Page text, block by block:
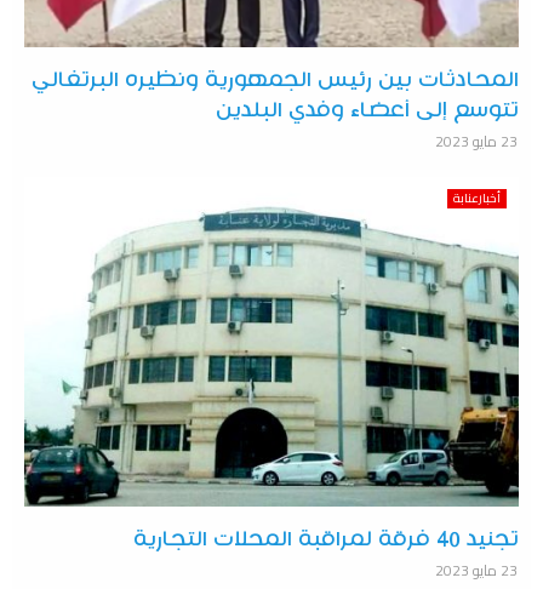
المحادثات بين رئيس الجمهورية ونظيره البرتغالي
تتوسع إلى أعضاء وفدي البلدين
23 مايو 2023
أخبارعنابة
تجنيد 40 فرقة لمراقبة المحلات التجارية
23 مايو 2023